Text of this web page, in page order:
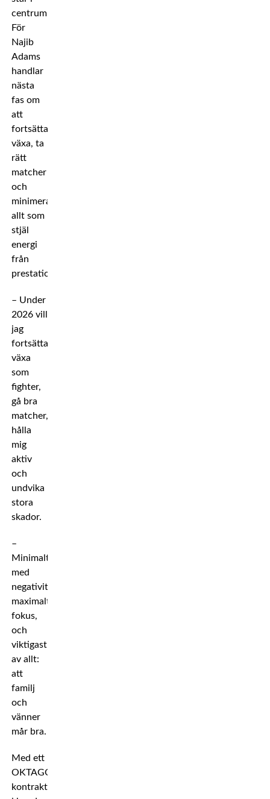
centrum.
För
Najib
Adams
handlar
nästa
fas om
att
fortsätta
växa, ta
rätt
matcher
och
minimera
allt som
stjäl
energi
från
prestationen.
– Under
2026 vill
jag
fortsätta
växa
som
fighter,
gå bra
matcher,
hålla
mig
aktiv
och
undvika
stora
skador.
–
Minimalt
med
negativitet,
maximalt
fokus,
och
viktigast
av allt:
att
familj
och
vänner
mår bra.
Med ett
OKTAGON-
kontrakt